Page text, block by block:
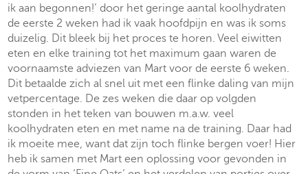
ik aan begonnen!’ door het geringe aantal koolhydraten
de eerste 2 weken had ik vaak hoofdpijn en was ik soms
duizelig. Dit bleek bij het proces te horen. Veel eiwitten
eten en elke training tot het maximum gaan waren de
voornaamste adviezen van Mart voor de eerste 6 weken.
Dit betaalde zich al snel uit met een flinke daling van mijn
vetpercentage. De zes weken die daar op volgden
stonden in het teken van bouwen m.a.w. veel
koolhydraten eten en met name na de training. Daar had
ik moeite mee, want dat zijn toch flinke bergen voer! Hier
heb ik samen met Mart een oplossing voor gevonden in